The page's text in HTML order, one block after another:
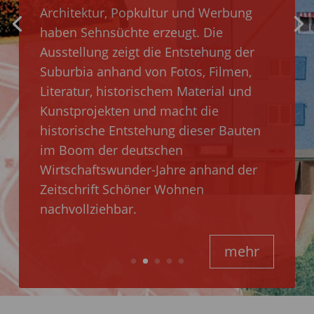
Architektur, Popkultur und Werbung
haben Sehnsüchte erzeugt. Die
Ausstellung zeigt die Entstehung der
Suburbia anhand von Fotos, Filmen,
Literatur, historischem Material und
Kunstprojekten und macht die
historische Entstehung dieser Bauten
im Boom der deutschen
Wirtschaftswunder-Jahre anhand der
Zeitschrift Schöner Wohnen
nachvollziehbar.
mehr